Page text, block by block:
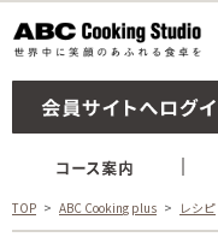
TOP ABC Cooking plus レシピ